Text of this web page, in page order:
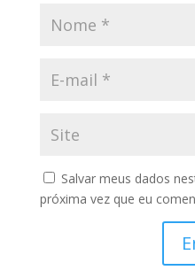
Salvar meus dados
próxima vez que eu